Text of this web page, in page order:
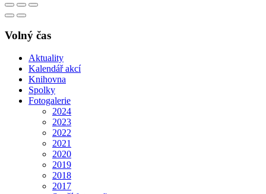
Volný čas
Aktuality
Kalendář akcí
Knihovna
Spolky
Fotogalerie
2024
2023
2022
2021
2020
2019
2018
2017